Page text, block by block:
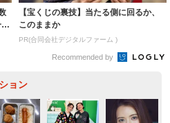
【宝くじの裏技】当たる側に回るか、
このままか
PR(合同会社デジタルファーム )
Recommended by
ョン